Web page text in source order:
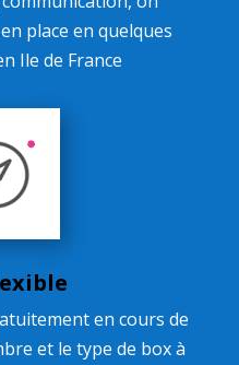
place en quelques
Ile de France
en cours de
et le type de box à